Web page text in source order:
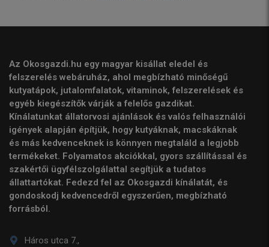
Az Okosgazdi.hu egy magyar kisállat eledel és
felszerelés webáruház, ahol megbízható minőségű
kutyatápok, jutalomfalatok, vitaminok, felszerelések és
egyéb kiegészítők várják a felelős gazdikat.
Kínálatunkat állatorvosi ajánlások és valós felhasználói
igények alapján építjük, hogy kutyáknak, macskáknak
és más kedvenceknek is könnyen megtaláld a legjobb
termékeket. Folyamatos akciókkal, gyors szállítással és
szakértői ügyfélszolgálattal segítjük a tudatos
állattartókat. Fedezd fel az Okosgazdi kínálatát, és
gondoskodj kedvencedről egyszerűen, megbízható
forrásból.
Háros utca 7.,